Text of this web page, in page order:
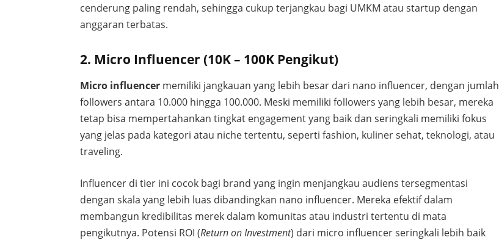
cenderung paling rendah, sehingga cukup terjangkau bagi UMKM atau startup dengan
anggaran terbatas.
2. Micro Influencer (10K – 100K Pengikut)
Micro influencer memiliki jangkauan yang lebih besar dari nano influencer, dengan jumlah
followers antara 10.000 hingga 100.000. Meski memiliki followers yang lebih besar, mereka
tetap bisa mempertahankan tingkat engagement yang baik dan seringkali memiliki fokus
yang jelas pada kategori atau niche tertentu, seperti fashion, kuliner sehat, teknologi, atau
traveling.
Influencer di tier ini cocok bagi brand yang ingin menjangkau audiens tersegmentasi
dengan skala yang lebih luas dibandingkan nano influencer. Mereka efektif dalam
membangun kredibilitas merek dalam komunitas atau industri tertentu di mata
pengikutnya. Potensi ROI (Return on Investment) dari micro influencer seringkali lebih baik